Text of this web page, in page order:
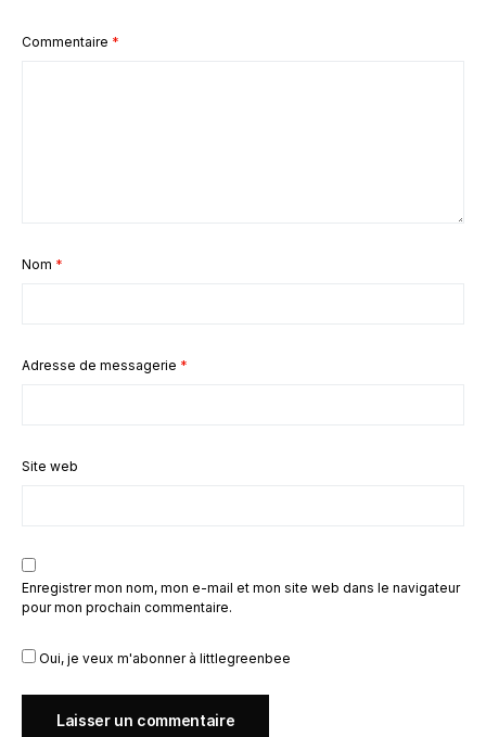
Commentaire *
Nom *
Adresse de messagerie *
Site web
Enregistrer mon nom, mon e-mail et mon site web dans le navigateur
pour mon prochain commentaire.
Oui, je veux m'abonner à littlegreenbee